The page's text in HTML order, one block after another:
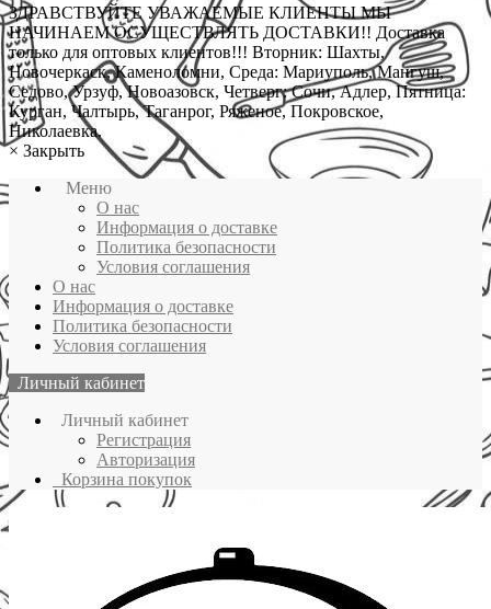
ЗДРАВСТВУЙТЕ УВАЖАЕМЫЕ КЛИЕНТЫ МЫ
НАЧИНАЕМ ОСУЩЕСТВЛЯТЬ ДОСТАВКИ!! Доставка
только для оптовых клиентов!!! Вторник: Шахты,
Новочеркаск, Каменоломни, Среда: Мариуполь, Мангуш,
Седово, Урзуф, Новоазовск, Четверг: Сочи, Адлер, Пятница:
Курган, Чалтырь, Таганрог, Ряженое, Покровское,
Николаевка.
× Закрыть
Меню
О нас
Информация о доставке
Политика безопасности
Условия соглашения
О нас
Информация о доставке
Политика безопасности
Условия соглашения
Личный кабинет
Личный кабинет
Регистрация
Авторизация
Корзина покупок